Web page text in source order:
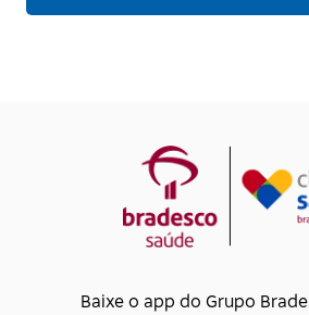
Baixe o app do Grupo